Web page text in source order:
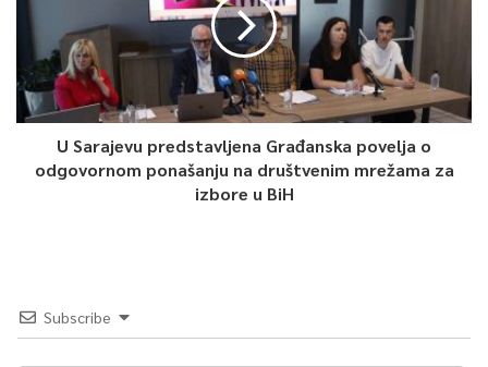
ponedjeljak, 8. augusta u 10 sati.
Takođr, sve informacije o ovogodišnjem programu SFF-a
možete pronaći u festivalskom Journal-u, koji je stigao danas:
U Sarajevu predstavljena Građanska povelja o
odgovornom ponašanju na društvenim mrežama za
izbore u BiH
Subscribe